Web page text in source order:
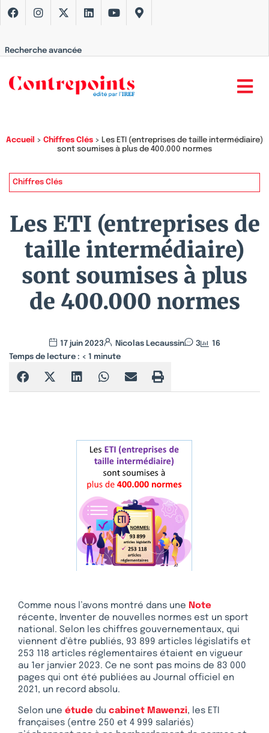
Recherche avancée
Accueil > Chiffres Clés > Les ETI (entreprises de taille intermédiaire)
sont soumises à plus de 400.000 normes
Chiffres Clés
Les ETI (entreprises de
taille intermédiaire)
sont soumises à plus
de 400.000 normes
17 juin 2023 Nicolas Lecaussin 3
16
Temps de lecture : < 1 minute
Comme nous l’avons montré dans une Note
récente, Inventer de nouvelles normes est un sport
national. Selon les chiffres gouvernementaux, qui
viennent d’être publiés, 93 899 articles législatifs et
253 118 articles réglementaires étaient en vigueur
au 1er janvier 2023. Ce ne sont pas moins de 83 000
pages qui ont été publiées au Journal officiel en
2021, un record absolu.
Selon une étude du cabinet Mawenzi, les ETI
françaises (entre 250 et 4 999 salariés)